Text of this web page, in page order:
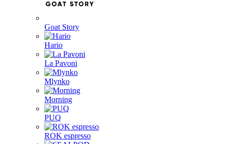
Goat Story
Hario
La Pavoni
Mlynko
Morning
PUQ
ROK espresso